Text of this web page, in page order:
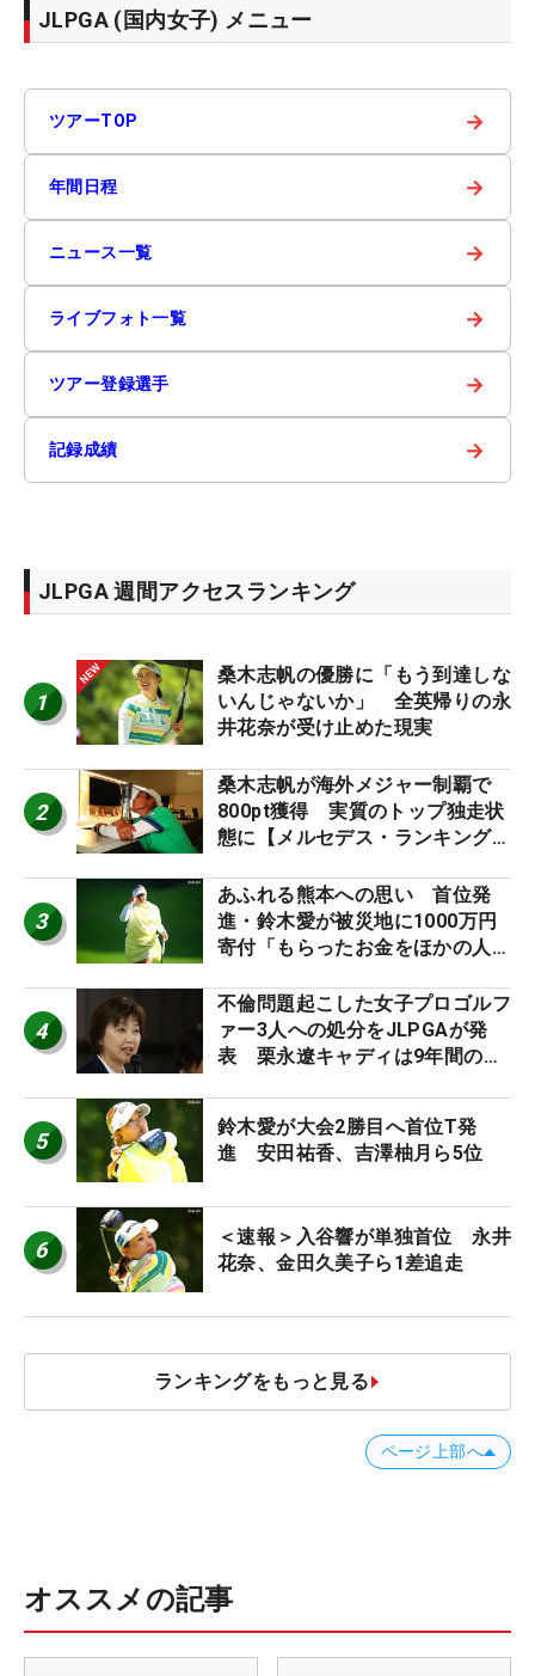
JLPGA (国内女子) メニュー
ツアーTOP →
年間日程 →
ニュース一覧 →
ライブフォト一覧 →
ツアー登録選手 →
記録成績 →
JLPGA 週間アクセスランキング
1
桑木志帆の優勝に「もう到達しな
いんじゃないか」 全英帰りの永
井花奈が受け止めた現実
2
桑木志帆が海外メジャー制覇で
800pt獲得 実質のトップ独走状
態に【メルセデス・ランキング番
3
あふれる熊本への思い 首位発
進・鈴木愛が被災地に1000万円
寄付「もらったお金をほかの人
4
不倫問題起こした女子プロゴルフ
ァー3人への処分をJLPGAが発
表 栗永遼キャディは9年間の立
5
鈴木愛が大会2勝目へ首位T発
進 安田祐香、吉澤柚月ら5位
6
＜速報＞入谷響が単独首位 永井
花奈、金田久美子ら1差追走
ランキングをもっと見る
ページ上部へ
オススメの記事